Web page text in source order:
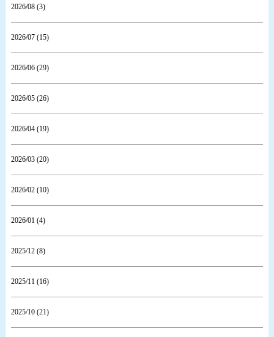
2026/08 (3)
2026/07 (15)
2026/06 (29)
2026/05 (26)
2026/04 (19)
2026/03 (20)
2026/02 (10)
2026/01 (4)
2025/12 (8)
2025/11 (16)
2025/10 (21)